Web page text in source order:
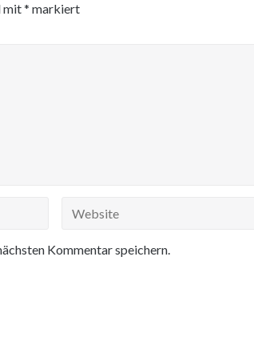
mit* markiert
Kommentar speichern.